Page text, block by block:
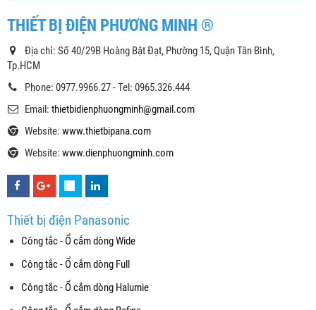
THIẾT BỊ ĐIỆN PHƯƠNG MINH ®
Địa chỉ: Số 40/29B Hoàng Bật Đạt, Phường 15, Quận Tân Bình,
Tp.HCM
Phone: 0977.9966.27 - Tel: 0965.326.444
Email: thietbidienphuongminh@gmail.com
Website: www.thietbipana.com
Website: www.dienphuongminh.com
Thiết bị điện Panasonic
Công tắc - Ổ cắm dòng Wide
Công tắc - Ổ cắm dòng Full
Công tắc - Ổ cắm dòng Halumie